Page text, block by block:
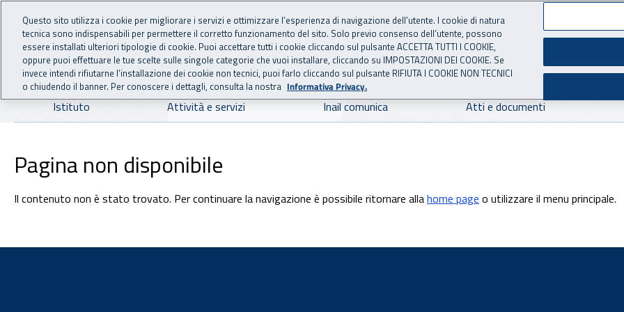
Vai al menu principale
Vai al contenuto principale
INAIL - Istituto Nazionale per l'Assicurazione
Navigazione principale
Istituto Attività e servizi Inail comunica Atti e documenti
Pagina non disponibile
Il contenuto non è stato trovato. Per continuare la navigazione è possibile ritornare allahome page o utilizzare il menu principale.
Questo sito utilizza i cookie per migliorare i servizi e ottimizzare l’esperienza di navigazione dell’utente. I cookie di natura
tecnica sono indispensabili per permettere il corretto funzionamento del sito. Solo previo consenso dell’utente, possono
essere installati ulteriori tipologie di cookie. Puoi accettare tutti i cookie cliccando sul pulsante ACCETTA TUTTI I COOKIE,
oppure puoi effettuare le tue scelte sulle singole categorie che vuoi installare, cliccando su IMPOSTAZIONI DEI COOKIE. Se
invece intendi rifiutarne l’installazione dei cookie non tecnici, puoi farlo cliccando sul pulsante RIFIUTA I COOKIE NON TECNICI
o chiudendo il banner. Per conoscere i dettagli, consulta la nostra Informativa Privacy.